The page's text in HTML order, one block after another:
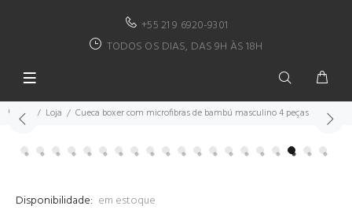
+55 21 9 6920-9301
TODOS OS DIAS, DAS 9H ÀS 18H
Home Loja Cueca boxer com microfibras de bambú masculino 4 peças
Disponibilidade: em estoque